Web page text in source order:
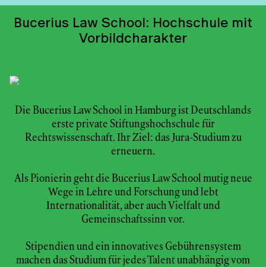
Bucerius Law School: Hochschule mit
Vorbildcharakter
Die Bucerius Law School in Hamburg ist Deutschlands
erste private Stiftungshochschule für
Rechtswissenschaft. Ihr Ziel: das Jura-Studium zu
erneuern.
Als Pionierin geht die Bucerius Law School mutig neue
Wege in Lehre und Forschung und lebt
Internationalität, aber auch Vielfalt und
Gemeinschaftssinn vor.
Stipendien und ein innovatives Gebührensystem
machen das Studium für jedes Talent unabhängig vom